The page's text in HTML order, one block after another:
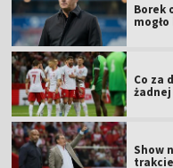
Borek
Co za
Show